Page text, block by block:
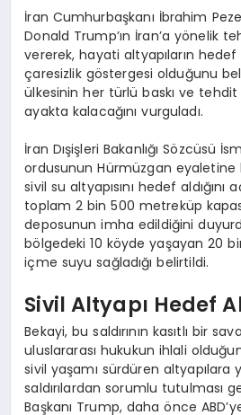
İran Cumhurbaşkanı İbrahim
Donald Trump’ın İran’a yönelik
vererek, hayati altyapıların hedef
çaresizlik göstergesi olduğunu
ülkesinin her türlü baskı ve tehdit
ayakta kalacağını vurguladı.
İran Dışişleri Bakanlığı Sözcüsü
ordusunun Hürmüzgan eyaletine
sivil su altyapısını hedef aldığını
toplam 2 bin 500 metreküp
deposunun imha edildiğini
bölgedeki 10 köyde yaşayan 20
içme suyu sağladığı belirtildi.
Sivil Altyapı Hedef
Bekayi, bu saldırının kasıtlı bir
uluslararası hukukun ihlali
sivil yaşamı sürdüren altyapılara
saldırılardan sorumlu tutulması
Başkanı Trump, daha önce